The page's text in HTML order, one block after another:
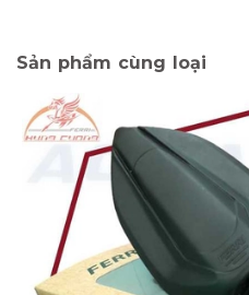
Sản phẩm cùng loại